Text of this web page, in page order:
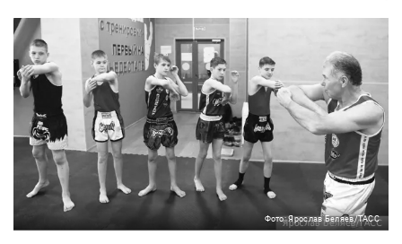
Фото: Ярослав Беляев/ТАСС